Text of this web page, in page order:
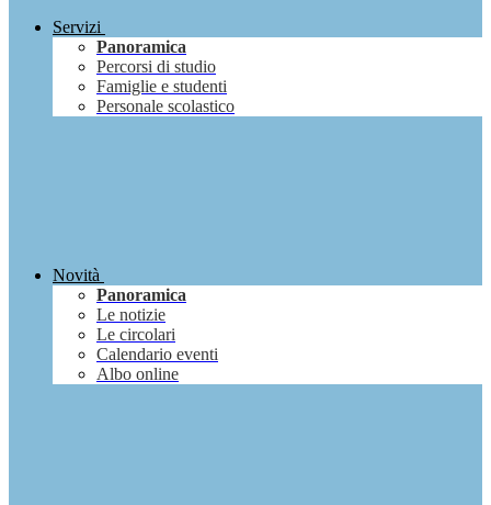
Servizi
Panoramica
Percorsi di studio
Famiglie e studenti
Personale scolastico
Novità
Panoramica
Le notizie
Le circolari
Calendario eventi
Albo online